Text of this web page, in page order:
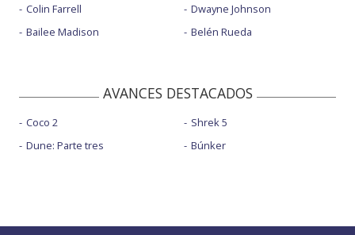
Colin Farrell
Bailee Madison
Dwayne Johnson
Belén Rueda
AVANCES DESTACADOS
Coco 2
Dune: Parte tres
Shrek 5
Búnker